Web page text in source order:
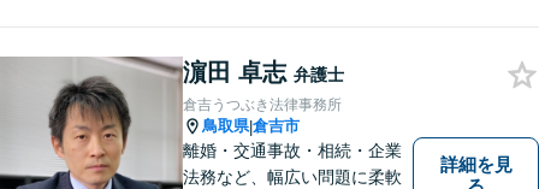
依頼者様の心を理解し，寄り
添いながら問題い解決のサポ
ートを心がけています。
濵田 卓志 弁護士
倉吉うつぶき法律事務所
鳥取県|倉吉市
離婚・交通事故・相続・企業
法務など、幅広い問題に柔軟
詳細を見